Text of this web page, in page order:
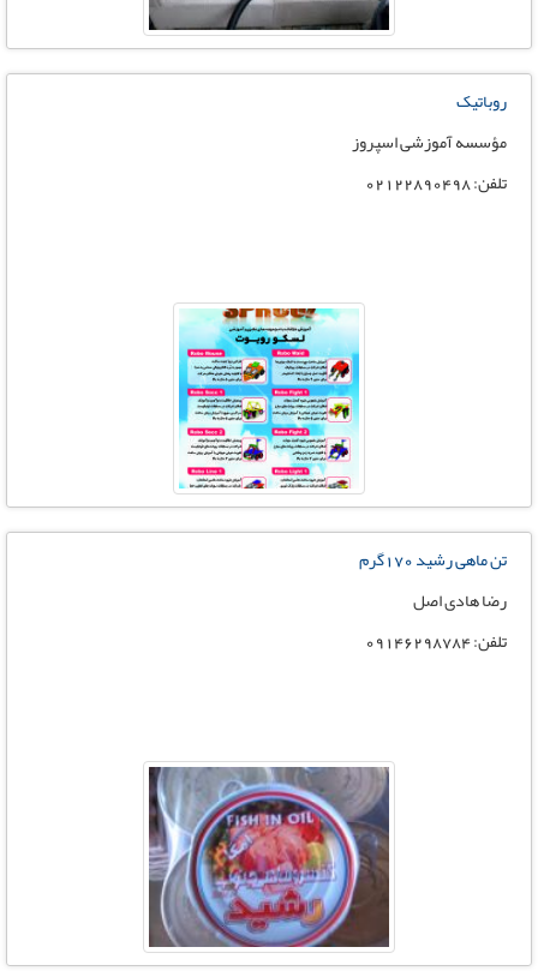
روباتیک
مؤسسه آموزشی اسپروز
تلفن: 02122890498
تن ماهی رشید 170گرم
رضا هادی اصل
تلفن: 09146298784